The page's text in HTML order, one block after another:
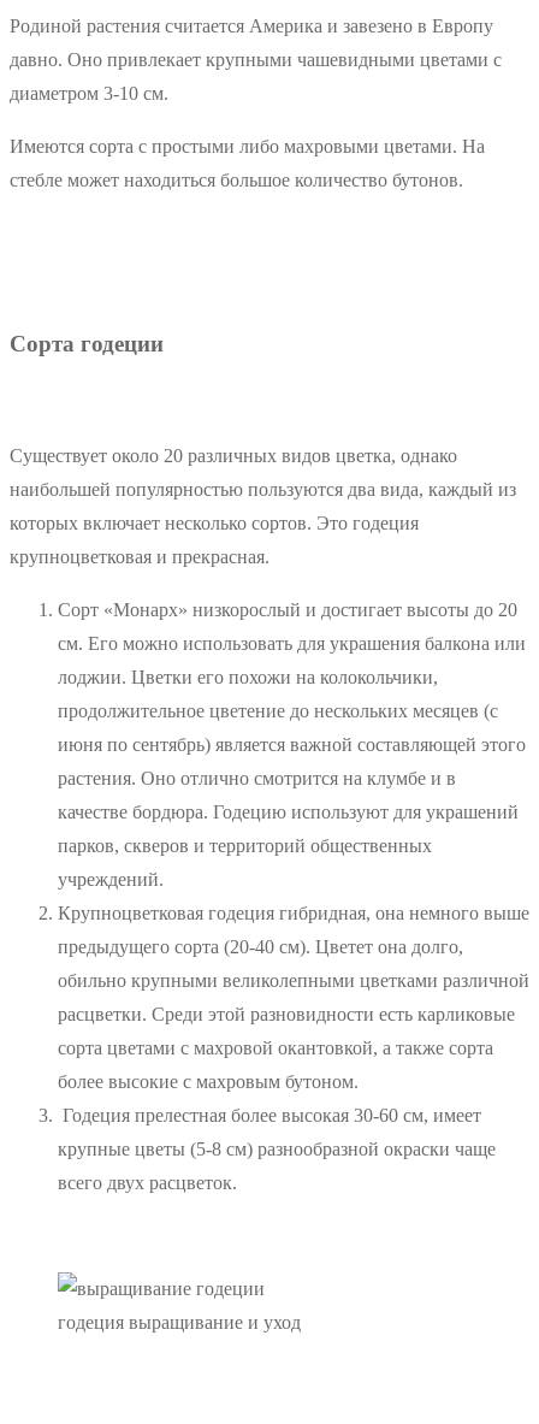
Родиной растения считается Америка и завезено в Европу
давно. Оно привлекает крупными чашевидными цветами с
диаметром 3-10 см.
Имеются сорта с простыми либо махровыми цветами. На
стебле может находиться большое количество бутонов.
Сорта годеции
Существует около 20 различных видов цветка, однако
наибольшей популярностью пользуются два вида, каждый из
которых включает несколько сортов. Это годеция
крупноцветковая и прекрасная.
Сорт «Монарх» низкорослый и достигает высоты до 20
см. Его можно использовать для украшения балкона или
лоджии. Цветки его похожи на колокольчики,
продолжительное цветение до нескольких месяцев (с
июня по сентябрь) является важной составляющей этого
растения. Оно отлично смотрится на клумбе и в
качестве бордюра. Годецию используют для украшений
парков, скверов и территорий общественных
учреждений.
Крупноцветковая годеция гибридная, она немного выше
предыдущего сорта (20-40 см). Цветет она долго,
обильно крупными великолепными цветками различной
расцветки. Среди этой разновидности есть карликовые
сорта цветами с махровой окантовкой, а также сорта
более высокие с махровым бутоном.
Годеция прелестная более высокая 30-60 см, имеет
крупные цветы (5-8 см) разнообразной окраски чаще
всего двух расцветок.
годеция выращивание и уход